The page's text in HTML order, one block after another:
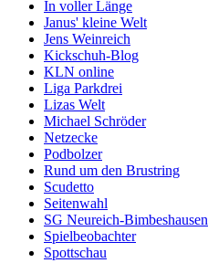
In voller Länge
Janus' kleine Welt
Jens Weinreich
Kickschuh-Blog
KLN online
Liga Parkdrei
Lizas Welt
Michael Schröder
Netzecke
Podbolzer
Rund um den Brustring
Scudetto
Seitenwahl
SG Neureich-Bimbeshausen
Spielbeobachter
Spottschau